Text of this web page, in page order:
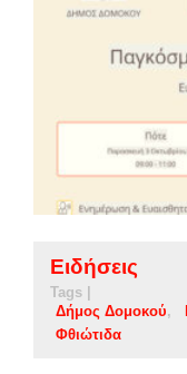
Ειδήσεις
Tags |
Δήμος Δομοκού
Φθιώτιδα